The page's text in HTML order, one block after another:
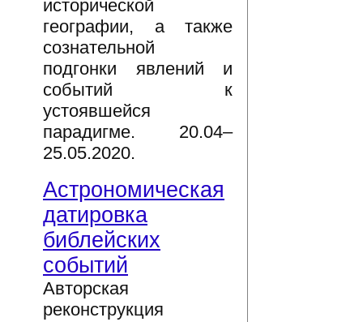
исторической
географии, а также
сознательной
подгонки явлений и
событий к
устоявшейся
парадигме. 20.04–
25.05.2020.
Астрономическая
датировка
библейских
событий
Авторская
реконструкция